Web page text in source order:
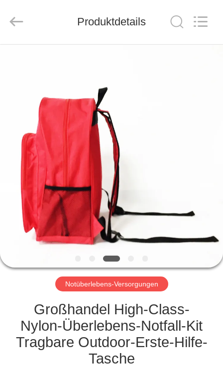
PRODUKTE
ÜBER
UNS
WERKSBESICHTIGUNG
QUALITÄTSKONTROLLE
KONTAKT
MIT
UNS
NEUIGKEITEN
RECHTSSACHEN
Ltd..
Produktdetails
Notüberlebens-Versorgungen
Großhandel High-Class-
Nylon-Überlebens-Notfall-Kit
Tragbare Outdoor-Erste-Hilfe-
Tasche